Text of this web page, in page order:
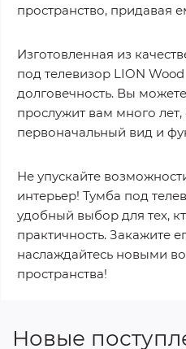
пространство, придавая
Изготовленная из
под телевизор LION
долговечность. Вы
прослужит вам много лет,
первоначальный вид и
Не упускайте
интерьер! Тумба под
удобный выбор для тех,
практичность. Закажите
наслаждайтесь новыми
пространства!
Новые